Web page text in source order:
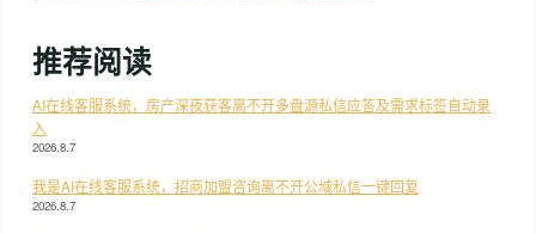
推荐阅读
AI在线客服系统，房产深夜获客离不开多盘源私信应答及需求标签自动录
入
2026.8.7
我是AI在线客服系统，招商加盟咨询离不开公域私信一键回复
2026.8.7